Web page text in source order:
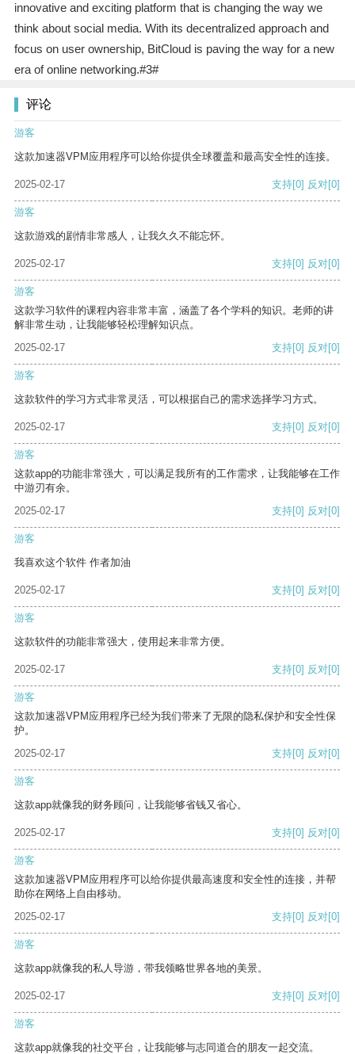
innovative and exciting platform that is changing the way we
think about social media. With its decentralized approach and
focus on user ownership, BitCloud is paving the way for a new
era of online networking.#3#
评论
游客
这款加速器VPM应用程序可以给你提供全球覆盖和最高安全性的连接。
2025-02-17 支持[0] 反对[0]
游客
这款游戏的剧情非常感人，让我久久不能忘怀。
2025-02-17 支持[0] 反对[0]
游客
这款学习软件的课程内容非常丰富，涵盖了各个学科的知识。老师的讲
解非常生动，让我能够轻松理解知识点。
2025-02-17
支持[0] 反对[0]
游客
这款软件的学习方式非常灵活，可以根据自己的需求选择学习方式。
2025-02-17 支持[0] 反对[0]
游客
这款app的功能非常强大，可以满足我所有的工作需求，让我能够在工作
中游刃有余。
2025-02-17
支持[0] 反对[0]
游客
我喜欢这个软件 作者加油
2025-02-17 支持[0] 反对[0]
游客
这款软件的功能非常强大，使用起来非常方便。
2025-02-17 支持[0] 反对[0]
游客
这款加速器VPM应用程序已经为我们带来了无限的隐私保护和安全性保
护。
2025-02-17
支持[0] 反对[0]
游客
这款app就像我的财务顾问，让我能够省钱又省心。
2025-02-17 支持[0] 反对[0]
游客
这款加速器VPM应用程序可以给你提供最高速度和安全性的连接，并帮
助你在网络上自由移动。
2025-02-17
支持[0] 反对[0]
游客
这款app就像我的私人导游，带我领略世界各地的美景。
2025-02-17 支持[0] 反对[0]
游客
这款app就像我的社交平台，让我能够与志同道合的朋友一起交流。